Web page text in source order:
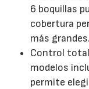
6 boquillas
cobertura
más grandes.
Control
modelos
permite